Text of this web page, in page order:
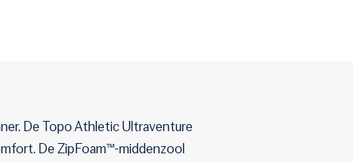
De Topo Athletic Ultraventure
De ZipFoam™-middenzool